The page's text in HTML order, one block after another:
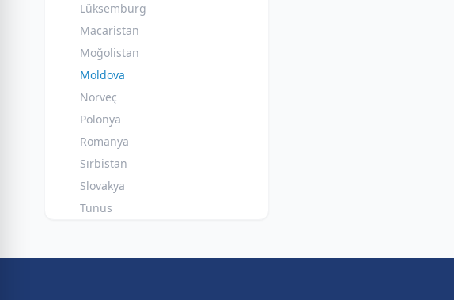
Lüksemburg
Macaristan
Moğolistan
Moldova
Norveç
Polonya
Romanya
Sırbistan
Slovakya
Tunus